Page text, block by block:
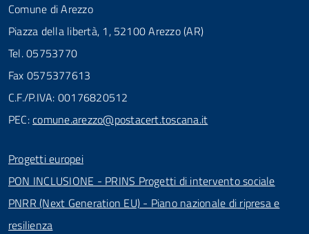
Comune di Arezzo
Piazza della libertà, 1, 52100 Arezzo (AR)
Tel. 05753770
Fax 0575377613
C.F./P.IVA: 00176820512
PEC:comune.arezzo@postacert.toscana.it
Progetti europei
PON INCLUSIONE - PRINS Progetti di intervento sociale
PNRR (Next Generation EU) - Piano nazionale di ripresa e
resilienza